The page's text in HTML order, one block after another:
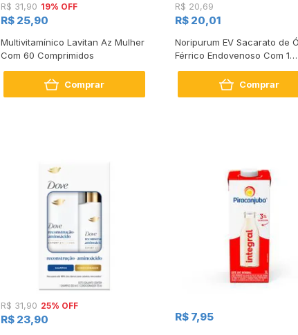
R$ 31,90 19% OFF
R$ 25,90
Multivitamínico Lavitan Az Mulher
Com 60 Comprimidos
Comprar
R$ 20,69
R$ 20,01
Noripurum EV Sacarato de
Férrico Endovenoso Com 1
Ampola de 5ml
Comprar
R$ 31,90 25% OFF
R$ 23,90 R$ 7,95